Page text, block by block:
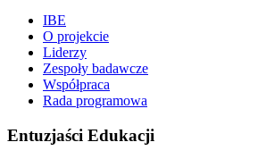
IBE
O projekcie
Liderzy
Zespoły badawcze
Współpraca
Rada programowa
Entuzjaści Edukacji